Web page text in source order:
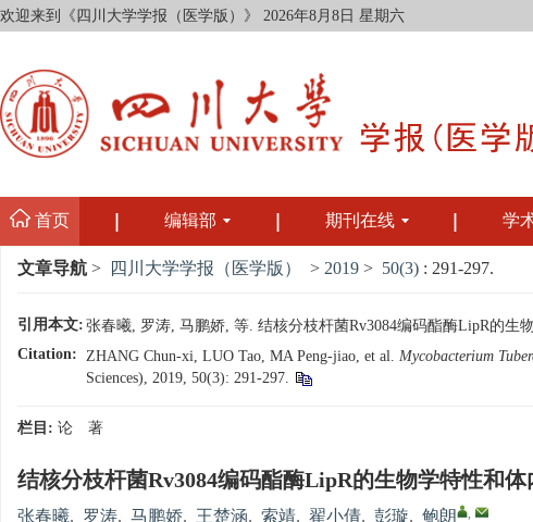
欢迎来到《四川大学学报（医学版）》 2026年8月8日 星期六
首页 编辑部 期刊在线 学
文章导航 > 四川大学学报（医学版） > 2019 > 50(3) : 291-297.
引用本文:张春曦, 罗涛, 马鹏娇, 等. 结核分枝杆菌Rv3084编码酯酶LipR的生
Citation: ZHANG Chun-xi, LUO Tao, MA Peng-jiao, et al. Mycobacterium
Sciences), 2019, 50(3): 291-297.
栏目: 论 著
结核分枝杆菌Rv3084编码酯酶LipR的生物学特性和
张春曦, 罗涛, 马鹏娇, 王楚涵, 索靖, 翟小倩, 彭璇, 鲍朗 ,